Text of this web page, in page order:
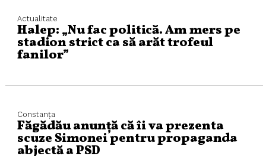
Actualitate
Halep: „Nu fac politică. Am mers pe
stadion strict ca să arăt trofeul
fanilor”
Constanța
Făgădău anunță că îi va prezenta
scuze Simonei pentru propaganda
abjectă a PSD